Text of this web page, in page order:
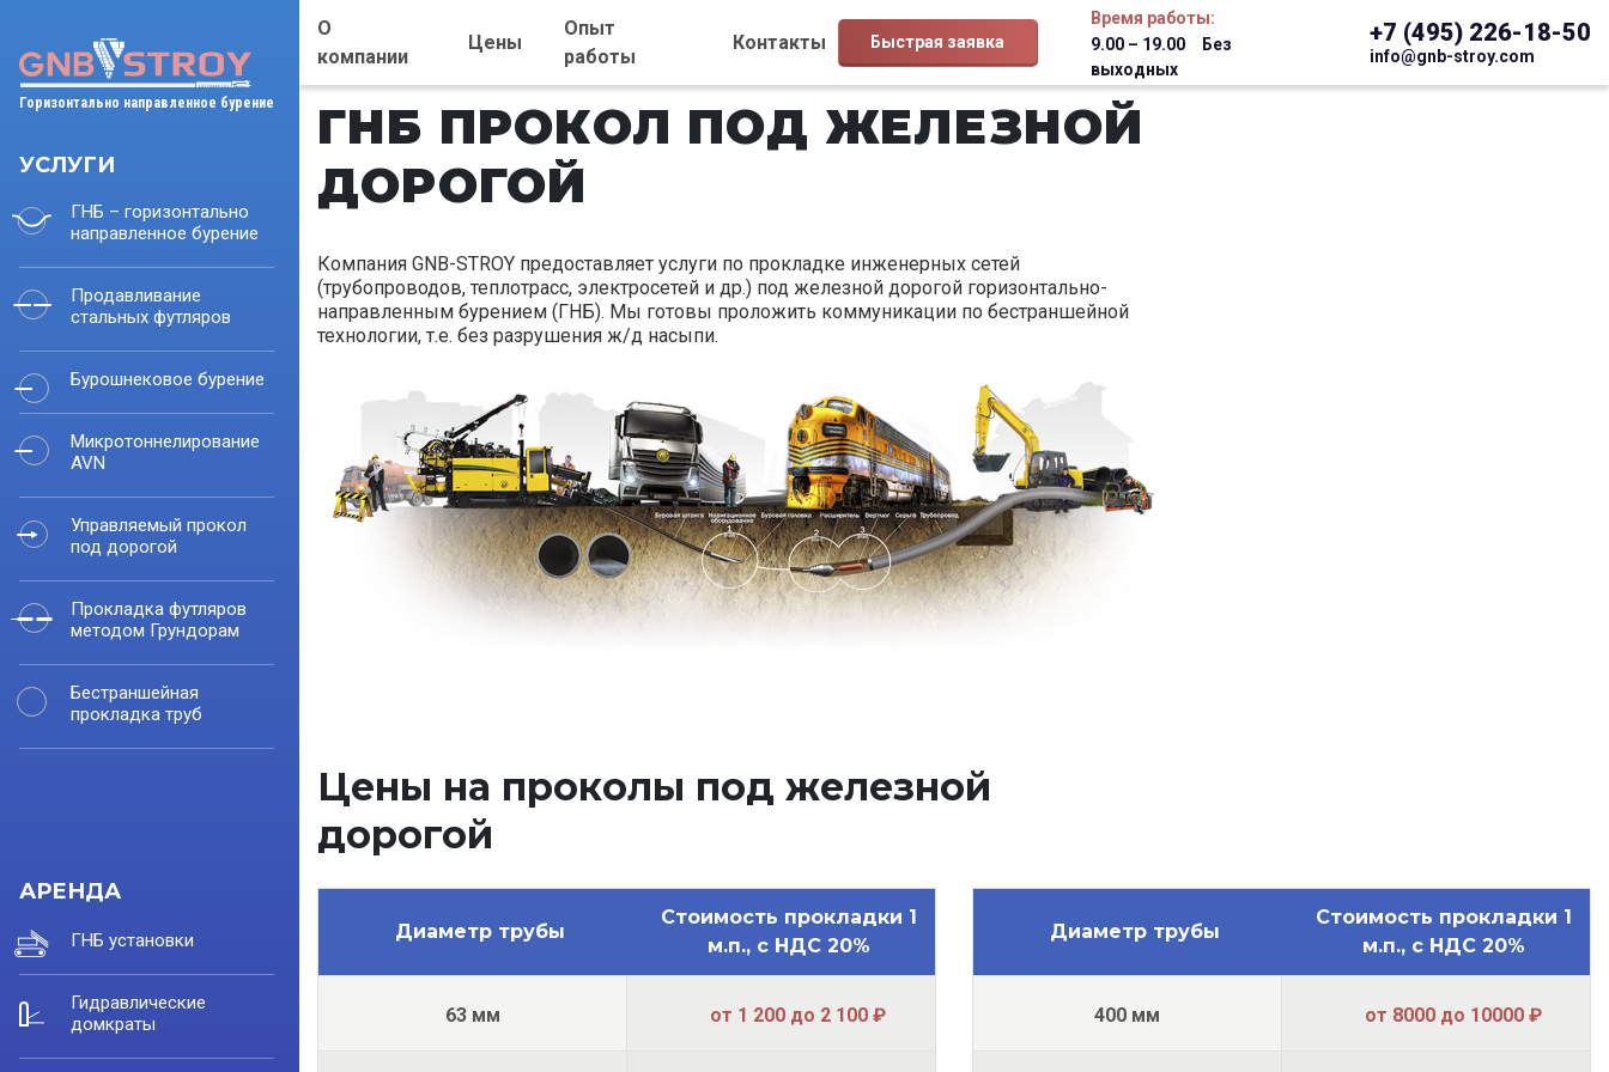
Горизонтально направленное бурение
УСЛУГИ
ГНБ – горизонтально
направленное бурение
Продавливание
стальных футляров
Бурошнековое бурение
Микротоннелирование
AVN
Управляемый прокол
под дорогой
Прокладка футляров
методом Грундорам
Бестраншейная
прокладка труб
АРЕНДА
ГНБ установки
Гидравлические
домкраты
О
компании
Цены
Опыт
работы
Контакты Быстрая заявка
Время работы:
9.00 – 19.00 Без
выходных
+7 (495) 226-18-50
info@gnb-stroy.com
ГНБ ПРОКОЛ ПОД ЖЕЛЕЗНОЙ
ДОРОГОЙ
Компания GNB-STROY предоставляет услуги по прокладке инженерных сетей
(трубопроводов, теплотрасс, электросетей и др.) под железной дорогой горизонтально-
направленным бурением (ГНБ). Мы готовы проложить коммуникации по бестраншейной
технологии, т.е. без разрушения ж/д насыпи.
Цены на проколы под железной
дорогой
Диаметр трубы
Стоимость прокладки 1
м.п., с НДС 20%
63 мм от 1 200 до 2 100 ₽
Диаметр трубы
Стоимость прокладки 1
м.п., с НДС 20%
400 мм от 8000 до 10000 ₽